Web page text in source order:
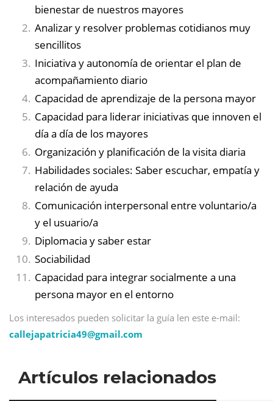
bienestar de nuestros mayores
Analizar y resolver problemas cotidianos muy
sencillitos
Iniciativa y autonomía de orientar el plan de
acompañamiento diario
Capacidad de aprendizaje de la persona mayor
Capacidad para liderar iniciativas que innoven el
día a día de los mayores
Organización y planificación de la visita diaria
Habilidades sociales: Saber escuchar, empatía y
relación de ayuda
Comunicación interpersonal entre voluntario/a
y el usuario/a
Diplomacia y saber estar
Sociabilidad
Capacidad para integrar socialmente a una
persona mayor en el entorno
Los interesados pueden solicitar la guía len este e-mail:
callejapatricia49@gmail.com
Artículos relacionados